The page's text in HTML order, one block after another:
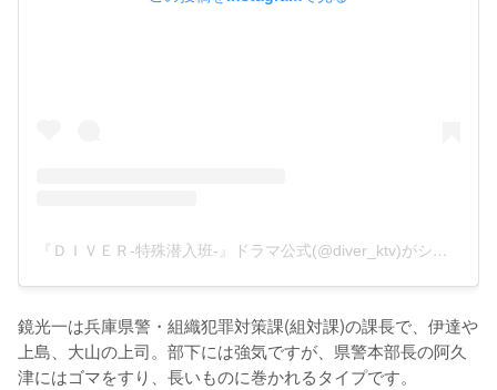
『ＤＩＶＥＲ-特殊潜入班-』ドラマ公式(@diver_ktv)がシェアした投稿
鏡光一は兵庫県警・組織犯罪対策課(組対課)の課長で、伊達や
上島、大山の上司。部下には強気ですが、県警本部長の阿久
津にはゴマをすり、長いものに巻かれるタイプです。